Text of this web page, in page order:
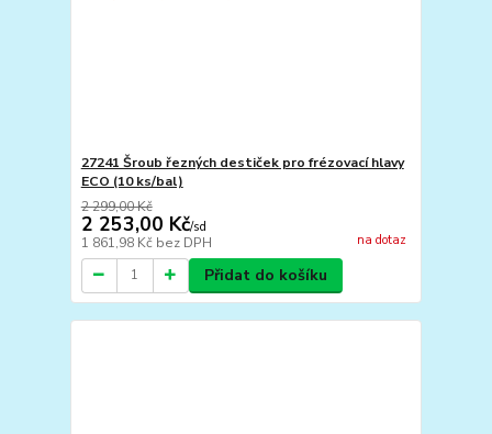
27241 Šroub řezných destiček pro frézovací hlavy
ECO (10 ks/bal)
2 299,00 Kč
2 253,00 Kč/sd
1 861,98 Kč bez DPH na dotaz
Přidat do košíku